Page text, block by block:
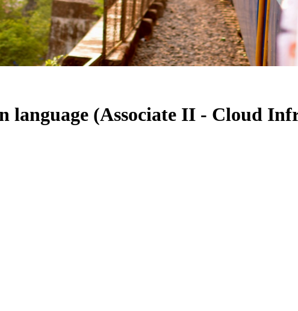
language (Associate II - Cloud